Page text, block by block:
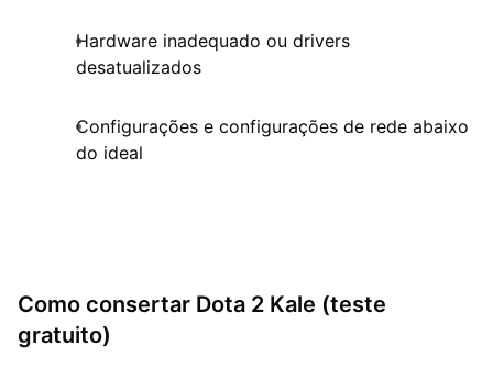
Hardware inadequado ou drivers
desatualizados
Configurações e configurações de rede abaixo
do ideal
Como consertar Dota 2 Kale (teste
gratuito)